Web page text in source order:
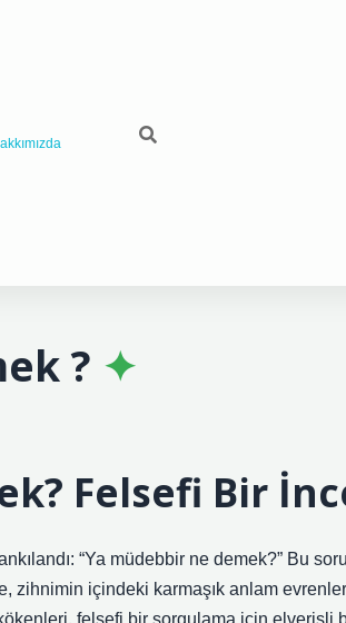
?
Felsefi Bir
“Ya müdebbir ne demek?” Bu
zihnimin içindeki karmaşık anlam
felsefi bir sorgulama için elverişli